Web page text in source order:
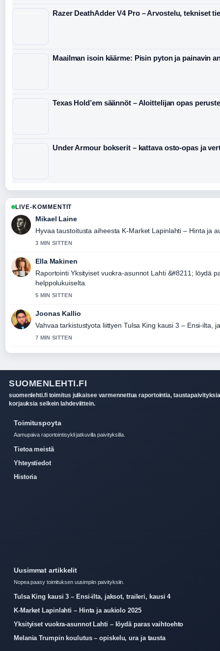
Razer DeathAdder V4 Pro – Arvostelu, tekniset
Maailman isoin käärme: Pisin pyton ja painavin
Texas Hold’em säännöt – Aloittelijan opas
Under Armour bokserit – kattava osto-opas ja
LIVE-KOMMENTIT
Mikael Laine
Hyvaa taustoitusta aiheesta K-Market Lapinlahti – Hinta ja
3 MIN SITTEN
Ella Makinen
Raportointi Yksityiset vuokra-asunnot Lahti &#8211; löydä
helppolukuiselta.
5 MIN SITTEN
Joonas Kallio
Vahvaa tarkistustyota liittyen Tulsa King kausi 3 – Ensi-ilta,
7 MIN SITTEN
SUOMENLEHTI.FI
suomenlehti.fi toimitus julkaisee varmennettua raportointia,
korjauksia selkein lahdeviittein.
Toimituspoyta
Aamupaiva raportointisykli jatkuvilla paivityksilla.
Tietoa meistä
Yhteystiedot
Historia
Uusimmat artikkelit
Nopea paasy toimituksen uusimpiin paivityksiin.
Tulsa King kausi 3 – Ensi-ilta, jaksot, traileri, kausi 4
K-Market Lapinlahti – Hinta ja aukiolo 2025
Yksityiset vuokra-asunnot Lahti – löydä paras vaihtoehto
Melania Trumpin koulutus – opiskelu, ura ja tausta